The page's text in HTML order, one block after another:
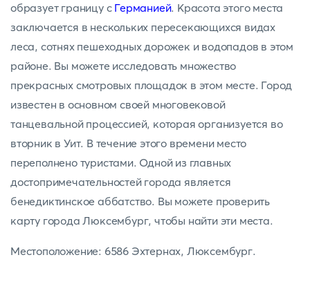
образует границу с Германией. Красота этого места
заключается в нескольких пересекающихся видах
леса, сотнях пешеходных дорожек и водопадов в этом
районе. Вы можете исследовать множество
прекрасных смотровых площадок в этом месте. Город
известен в основном своей многовековой
танцевальной процессией, которая организуется во
вторник в Уит. В течение этого времени место
переполнено туристами. Одной из главных
достопримечательностей города является
бенедиктинское аббатство. Вы можете проверить
карту города Люксембург, чтобы найти эти места.
Местоположение: 6586 Эхтернах, Люксембург.